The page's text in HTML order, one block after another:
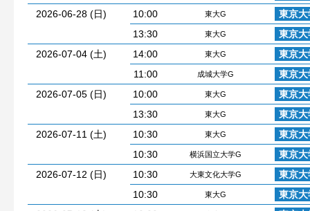
2026-06-28 (日)
10:00 東大G
東京大
13:30
東大G
東京大
2026-07-04 (土)
14:00 東大G
東京大
11:00
成城大学G
東京大
2026-07-05 (日)
10:00 東大G
東京大
13:30
東大G
東京大
2026-07-11 (土)
10:30 東大G
東京大
10:30
横浜国立大学G
東京大
2026-07-12 (日)
10:30 大東文化大学G
東京大
10:30
東大G
東京大